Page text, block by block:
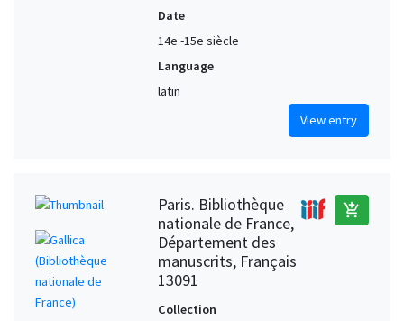
Date
14e -15e siècle
Language
latin
View entry
Paris. Bibliothèque
nationale de France,
Département des
manuscrits, Français
13091
add_shopping_cart
Collection